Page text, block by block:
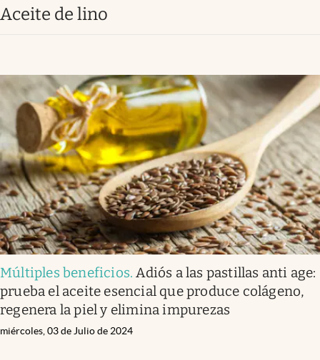
Ciencia y salud
Streaming
PC y mobile
Lifestyle
USA
Aceite de lino
Múltiples beneficios.Adiós a las pastillas anti age:
prueba el aceite esencial que produce colágeno,
regenera la piel y elimina impurezas
miércoles, 03 de Julio de 2024